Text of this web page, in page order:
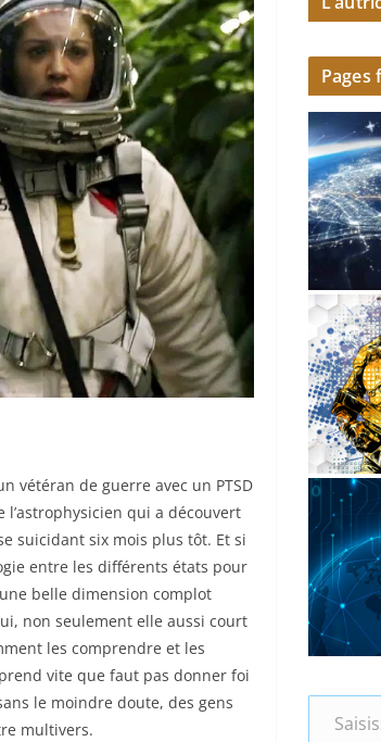
vétéran de guerre avec un PTSD
l’astrophysicien qui a découvert
suicidant six mois plus tôt. Et si
entre les différents états pour
belle dimension complot
non seulement elle aussi court
les comprendre et les
vite que faut pas donner foi
le moindre doute, des gens
multivers.
Pages
Saisissez votre adresse e-mail…